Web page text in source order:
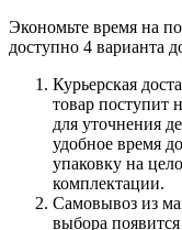
Экономьте время на
доступно 4 варианта
Курьерская
товар поступит
для уточнения
удобное время
упаковку на
комплектации.
Самовывоз из
выбора